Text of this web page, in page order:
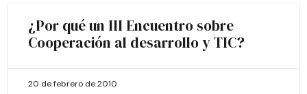
¿Por qué un III Encuentro sobre
Cooperación al desarrollo y TIC?
20 de febrero de 2010